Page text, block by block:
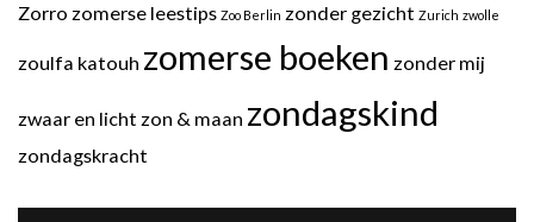
Zorro zomerse leestips Zoo Berlin zonder gezicht Zurich zwolle
zoulfa katouh zomerse boeken zonder mij
zwaar en licht zon & maan zondagskind
zondagskracht